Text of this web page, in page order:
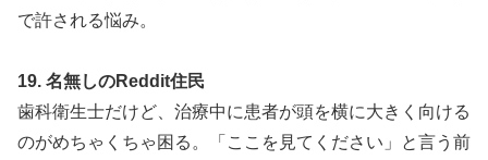
で許される悩み。
19. 名無しのReddit住民
歯科衛生士だけど、治療中に患者が頭を横に大きく向ける
のがめちゃくちゃ困る。「ここを見てください」と言う前